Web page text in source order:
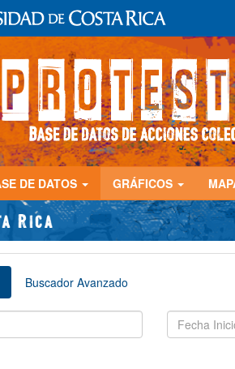
DE DATOS GRÁFICOS
Buscador Avanzado